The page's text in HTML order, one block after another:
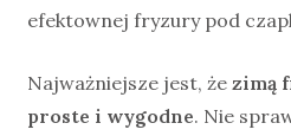
efektownej fryzury pod
Najważniejsze jest, że zimą
proste i wygodne. Nie